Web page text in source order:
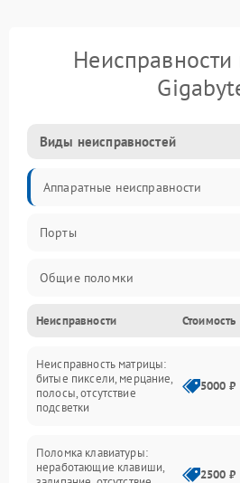
Неисправности
Виды неисправностей
Аппаратные неисправности
Порты
Общие поломки
Устройства
Программные ошибки
Электрические и системные сбои
Интерфейсные проблемы
Неисправности Стоимость
Неисправность матрицы:
битые пиксели, мерцание,
полосы, отсутствие
подсветки
5000 ₽
Поломка клавиатуры:
неработающие клавиши,
2500 ₽